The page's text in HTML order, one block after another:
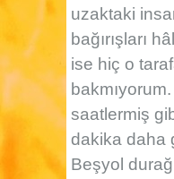
uzaktaki
bağırışları
ise hiç o
saatlermiş
dakika daha
Beşyol